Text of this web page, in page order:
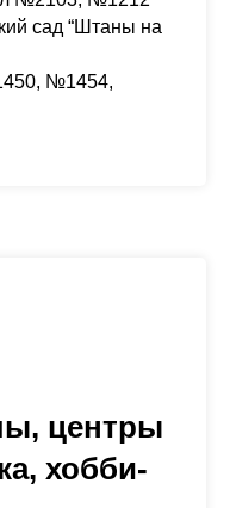
сад “Штаны на
№1454,
центры
хобби-